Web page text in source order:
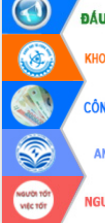
Tháo gỡ những vướng mắc, đẩy mạnh
công tác cải cách thủ tục hành chính
tại Trung tâm Phục vụ hành chính
công tỉnh
Đắk Lắk: Tôn vinh 46 giải pháp tại Hội
thi Sáng tạo Kỹ thuật 2024 - 2025
Đắk Lắk rà soát, điều chỉnh Đề án 190
về phát triển nuôi trồng thủy sản
Phó Chủ tịch UBND tỉnh Đắk Lắk
Trương Công Thái kiểm tra thực địa
Dự án cao tốc Khánh Hòa - Buôn Ma
Thuột
Định vị cà phê Việt Nam như một “di
sản sống” trong dòng chảy toàn cầu
Xây dựng nông thôn mới: Nâng cao đời
sống người dân từ những mô hình thiết
Quyết liệt tháo gỡ vướng mắc, đẩy
nhanh tiến độ các dự án trọng điểm
trong Khu kinh tế Nam Phú Yên